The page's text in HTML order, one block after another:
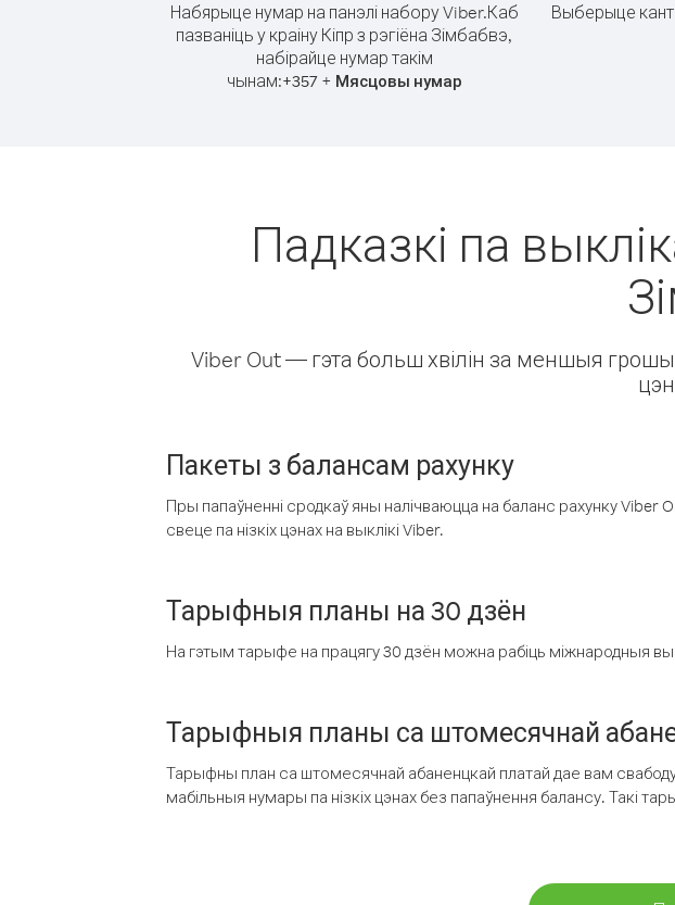
Набярыце нумар на панэлі набору Viber.Каб
пазваніць у краіну Кіпр з рэгіёна Зімбабвэ,
набірайце нумар такім
чынам:+357+ Мясцовы нумар
Выберыце
Падказкі па
Viber Out — гэта больш хвілін за меншыя
Пакеты з балансам рахунку
Пры папаўненні сродкаў яны налічваюцца на баланс рахунку
свеце па нізкіх цэнах на выклікі Viber.
Тарыфныя планы на 30 дзён
На гэтым тарыфе на працягу 30 дзён можна рабіць міжнародныя
Тарыфныя планы са штомесячнай
Тарыфны план са штомесячнай абаненцкай платай дае вам
мабільныя нумары па нізкіх цэнах без папаўнення балансу. Такі